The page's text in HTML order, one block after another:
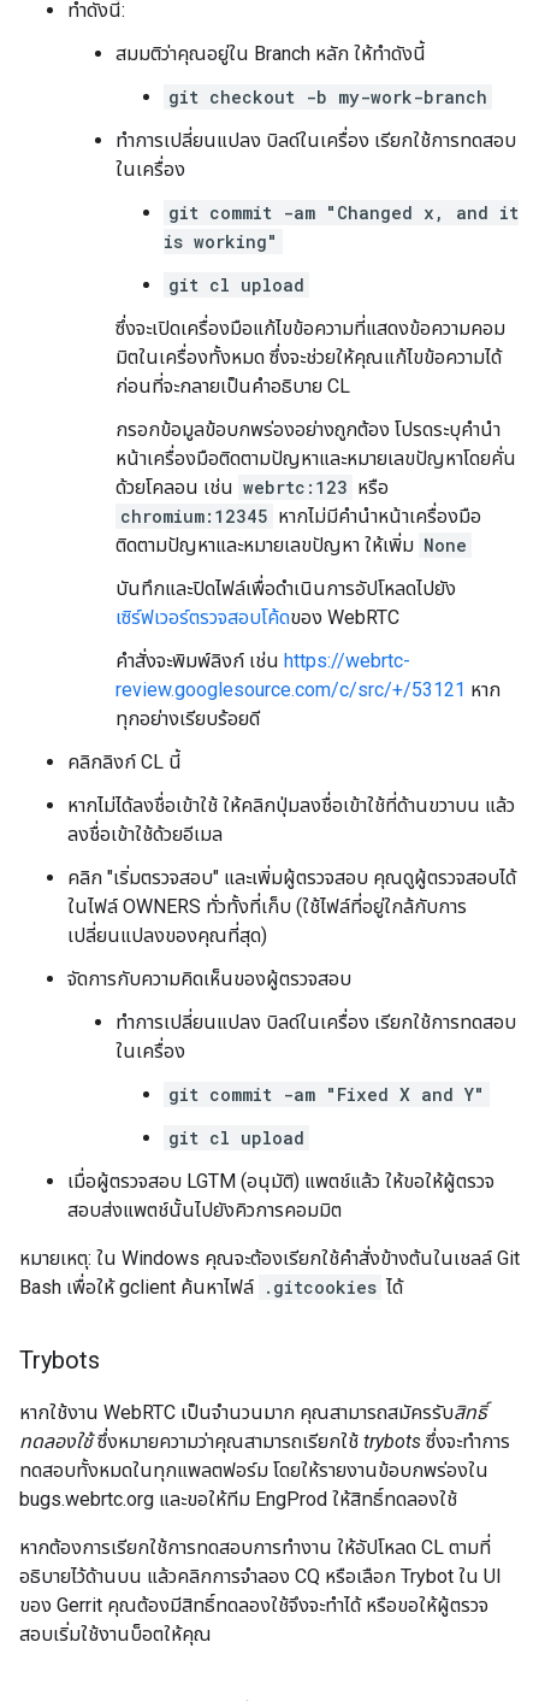
ทำดังนี้:
สมมติว่าคุณอยู่ใน Branch หลัก ให้ทำดังนี้
git checkout -b my-work-branch
ทำการเปลี่ยนแปลง บิลด์ในเครื่อง เรียกใช้การทดสอบ
ในเครื่อง
git commit -am "Changed x, and it
is working"
git cl upload
ซึ่งจะเปิดเครื่องมือแก้ไขข้อความที่แสดงข้อความคอม
มิตในเครื่องทั้งหมด ซึ่งจะช่วยให้คุณแก้ไขข้อความได้
ก่อนที่จะกลายเป็นคำอธิบาย CL
กรอกข้อมูลข้อบกพร่องอย่างถูกต้อง โปรดระบุคำนำ
หน้าเครื่องมือติดตามปัญหาและหมายเลขปัญหาโดยคั่น
ด้วยโคลอน เช่น webrtc:123 หรือ
chromium:12345 หากไม่มีคำนำหน้าเครื่องมือ
ติดตามปัญหาและหมายเลขปัญหา ให้เพิ่ม None
บันทึกและปิดไฟล์เพื่อดำเนินการอัปโหลดไปยัง
เซิร์ฟเวอร์ตรวจสอบโค้ดของ WebRTC
คำสั่งจะพิมพ์ลิงก์ เช่น https://webrtc-
review.googlesource.com/c/src/+/53121 หาก
ทุกอย่างเรียบร้อยดี
คลิกลิงก์ CL นี้
หากไม่ได้ลงชื่อเข้าใช้ ให้คลิกปุ่มลงชื่อเข้าใช้ที่ด้านขวาบน แล้ว
ลงชื่อเข้าใช้ด้วยอีเมล
คลิก "เริ่มตรวจสอบ" และเพิ่มผู้ตรวจสอบ คุณดูผู้ตรวจสอบได้
ในไฟล์ OWNERS ทั่วทั้งที่เก็บ (ใช้ไฟล์ที่อยู่ใกล้กับการ
เปลี่ยนแปลงของคุณที่สุด)
จัดการกับความคิดเห็นของผู้ตรวจสอบ
ทำการเปลี่ยนแปลง บิลด์ในเครื่อง เรียกใช้การทดสอบ
ในเครื่อง
git commit -am "Fixed X and Y"
git cl upload
เมื่อผู้ตรวจสอบ LGTM (อนุมัติ) แพตช์แล้ว ให้ขอให้ผู้ตรวจ
สอบส่งแพตช์นั้นไปยังคิวการคอมมิต
หมายเหตุ: ใน Windows คุณจะต้องเรียกใช้คำสั่งข้างต้นในเชลล์ Git
Bash เพื่อให้ gclient ค้นหาไฟล์ .gitcookies ได้
Trybots
หากใช้งาน WebRTC เป็นจำนวนมาก คุณสามารถสมัครรับสิทธิ์
ทดลองใช้ซึ่งหมายความว่าคุณสามารถเรียกใช้ trybots ซึ่งจะทำการ
ทดสอบทั้งหมดในทุกแพลตฟอร์ม โดยให้รายงานข้อบกพร่องใน
bugs.webrtc.org และขอให้ทีม EngProd ให้สิทธิ์ทดลองใช้
หากต้องการเรียกใช้การทดสอบการทำงาน ให้อัปโหลด CL ตามที่
อธิบายไว้ด้านบน แล้วคลิกการจำลอง CQ หรือเลือก Trybot ใน UI
ของ Gerrit คุณต้องมีสิทธิ์ทดลองใช้จึงจะทำได้ หรือขอให้ผู้ตรวจ
สอบเริ่มใช้งานบ็อตให้คุณ